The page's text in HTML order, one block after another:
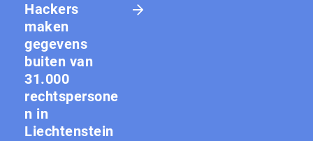
Hackers
maken
gegevens
buiten van
31.000
rechtspersone
n in
Liechtenstein